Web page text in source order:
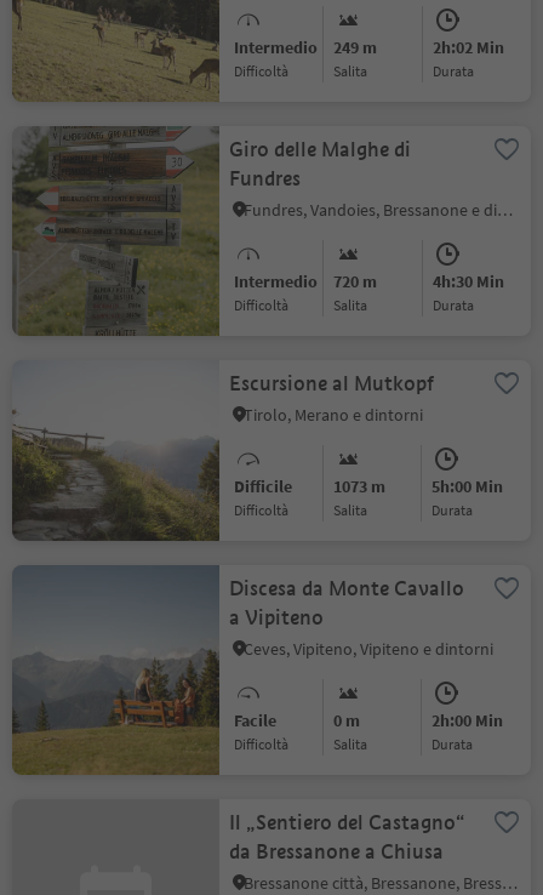
Intermedio
Difficoltà
249 m
Salita
2h:02 Min
durata
Giro delle Malghe di
Fundres
Fundres, Vandoies, Bressanone e dintorni
Intermedio
Difficoltà
720 m
Salita
4h:30 Min
durata
Escursione al Mutkopf
Tirolo, Merano e dintorni
Difficile
Difficoltà
1073 m
Salita
5h:00 Min
durata
Discesa da Monte Cavallo
a Vipiteno
Ceves, Vipiteno, Vipiteno e dintorni
Facile
Difficoltà
0 m
Salita
2h:00 Min
durata
Il „Sentiero del Castagno“
da Bressanone a Chiusa
Bressanone città, Bressanone, Bressanone e dintorni